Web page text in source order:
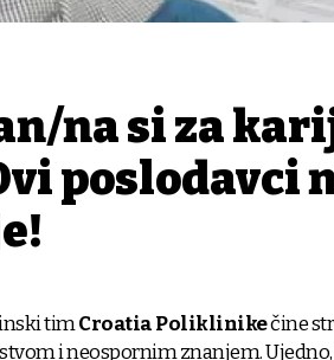
na si za
poslodavci
timCroatia Poliklinikečine
i neospornim znanjem. Ujedno,